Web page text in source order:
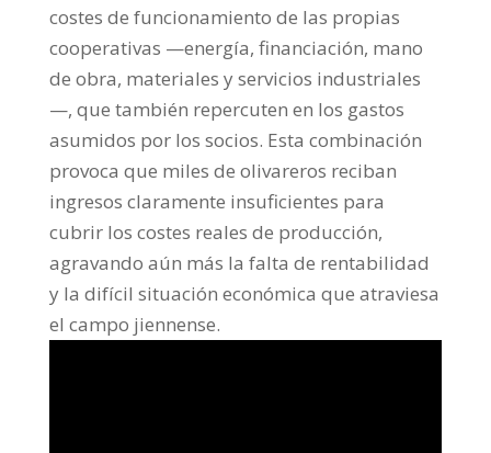
costes de funcionamiento de las propias
cooperativas —energía, financiación, mano
de obra, materiales y servicios industriales
—, que también repercuten en los gastos
asumidos por los socios. Esta combinación
provoca que miles de olivareros reciban
ingresos claramente insuficientes para
cubrir los costes reales de producción,
agravando aún más la falta de rentabilidad
y la difícil situación económica que atraviesa
el campo jiennense.